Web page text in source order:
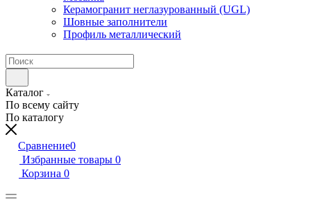
Керамогранит неглазурованный (UGL)
Шовные заполнители
Профиль металлический
Каталог
По всему сайту
По каталогу
Сравнение0
Избранные товары 0
Корзина 0